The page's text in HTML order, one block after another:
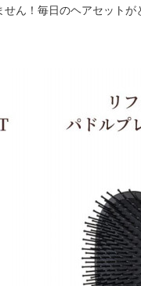
ん！毎日のヘアセット